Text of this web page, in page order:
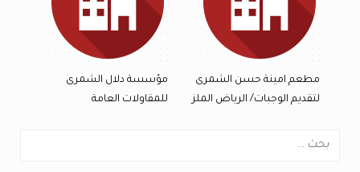
مطعم امينة حسن الشمرى
لتقديم الوجبات/ الرياض الملز
مؤسسة دلال الشمرى
للمقاولات العامة
البحث